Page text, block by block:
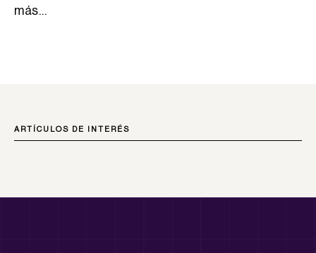
más…
ARTÍCULOS DE INTERÉS